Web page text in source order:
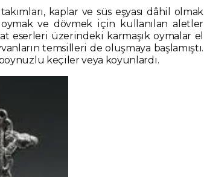
kaplar ve süs eşyası dâhil olmak
ve dövmek için kullanılan aletler
eserleri üzerindeki karmaşık oymalar el
temsilleri de oluşmaya başlamıştı.
keçiler veya koyunlardı.